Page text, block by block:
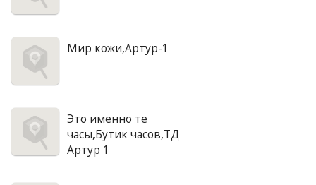
Мир кожи,Артур-1
Это именно те
часы,Бутик часов,ТД
Артур 1